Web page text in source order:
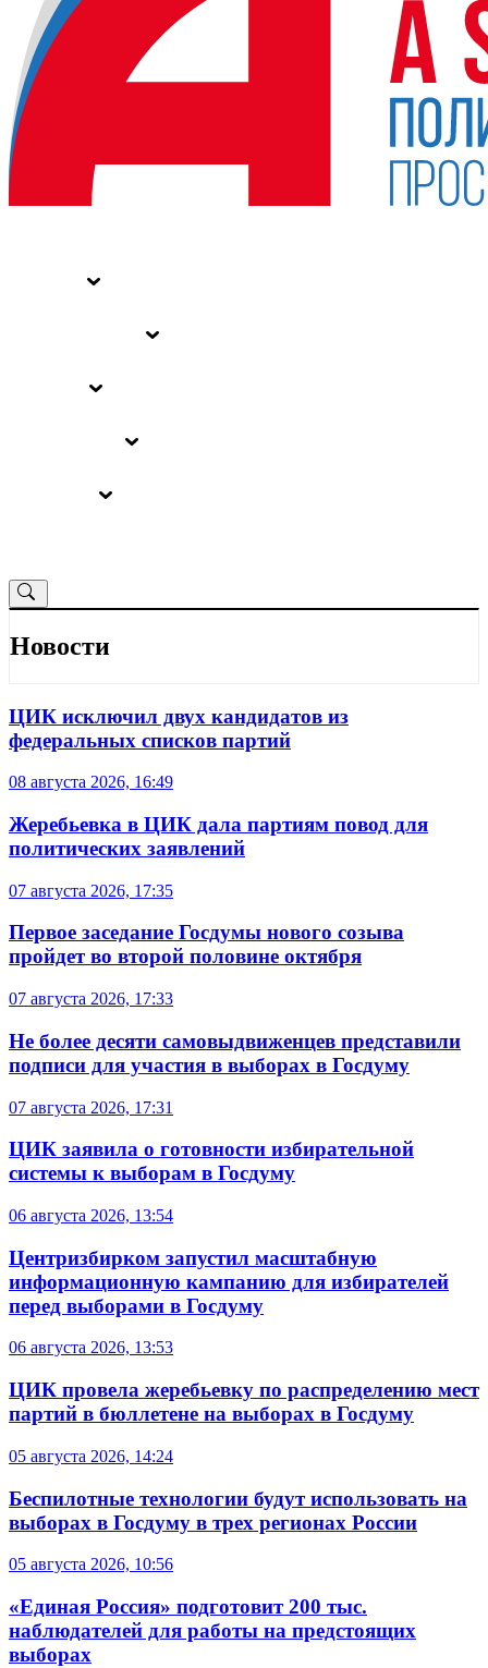
Новости
ЦИК исключил двух кандидатов из
федеральных списков партий
08 августа 2026, 16:49
Жеребьевка в ЦИК дала партиям повод для
политических заявлений
07 августа 2026, 17:35
Первое заседание Госдумы нового созыва
пройдет во второй половине октября
07 августа 2026, 17:33
Не более десяти самовыдвиженцев представили
подписи для участия в выборах в Госдуму
07 августа 2026, 17:31
ЦИК заявила о готовности избирательной
системы к выборам в Госдуму
06 августа 2026, 13:54
Центризбирком запустил масштабную
информационную кампанию для избирателей
перед выборами в Госдуму
06 августа 2026, 13:53
ЦИК провела жеребьевку по распределению мест
партий в бюллетене на выборах в Госдуму
05 августа 2026, 14:24
Беспилотные технологии будут использовать на
выборах в Госдуму в трех регионах России
05 августа 2026, 10:56
«Единая Россия» подготовит 200 тыс.
наблюдателей для работы на предстоящих
выборах